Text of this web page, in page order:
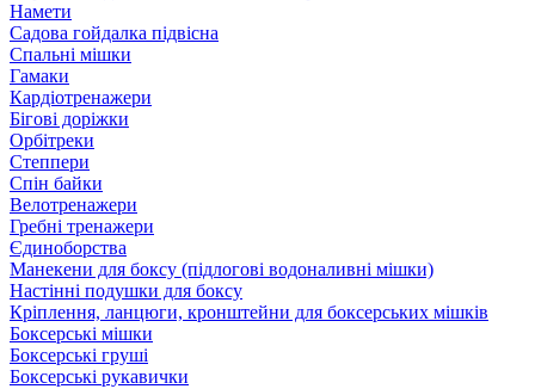
Намети
Садова гойдалка підвісна
Спальні мішки
Гамаки
Кардіотренажери
Бігові доріжки
Орбітреки
Степпери
Спін байки
Велотренажери
Гребні тренажери
Єдиноборства
Манекени для боксу (підлогові водоналивні мішки)
Настінні подушки для боксу
Кріплення, ланцюги, кронштейни для боксерських мішків
Боксерські мішки
Боксерські груші
Боксерські рукавички